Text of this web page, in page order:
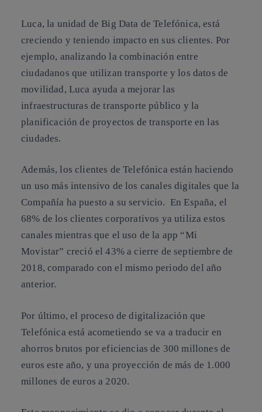
Luca, la unidad de Big Data de Telefónica, está
creciendo y teniendo impacto en sus clientes. Por
ejemplo, analizando la combinación entre
ciudadanos que utilizan transporte y los datos de
movilidad, Luca ayuda a mejorar las
infraestructuras de transporte público y la
planificación de proyectos de transporte en las
ciudades.
Además, los clientes de Telefónica están haciendo
un uso más intensivo de los canales digitales que la
Compañía ha puesto a su servicio. En España, el
68% de los clientes corporativos ya utiliza estos
canales mientras que el uso de la app “Mi
Movistar” creció el 43% a cierre de septiembre de
2018, comparado con el mismo periodo del año
anterior.
Por último, el proceso de digitalización que
Telefónica está acometiendo se va a traducir en
ahorros brutos por eficiencias de 300 millones de
euros este año, y una proyección de más de 1.000
millones de euros a 2020.